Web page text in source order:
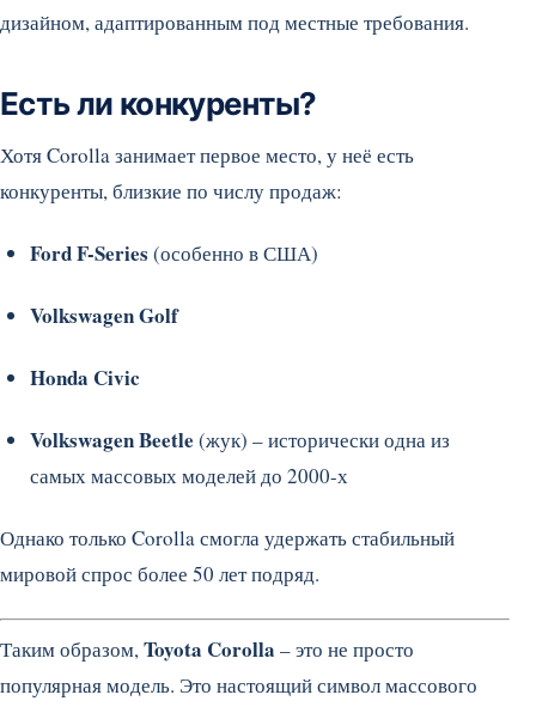
дизайном, адаптированным под местные требования.
Есть ли конкуренты?
Хотя Corolla занимает первое место, у неё есть
конкуренты, близкие по числу продаж:
Ford F-Series (особенно в США)
Volkswagen Golf
Honda Civic
Volkswagen Beetle (жук) – исторически одна из
самых массовых моделей до 2000-х
Однако только Corolla смогла удержать стабильный
мировой спрос более 50 лет подряд.
Таким образом,Toyota Corolla – это не просто
популярная модель. Это настоящий символ массового